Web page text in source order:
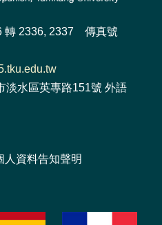
轉 2336, 2337 傳真號
淡水區英專路151號 外語
人資料告知聲明